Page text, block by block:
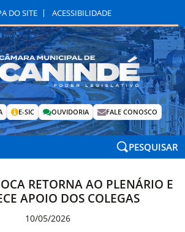
DO SITE ACESSIBILIDADE
E-SIC OUVIDORIA FALE CONOSCO
PESQUISAR
RETORNA AO PLENÁRIO E
APOIO DOS COLEGAS
10/05/2026